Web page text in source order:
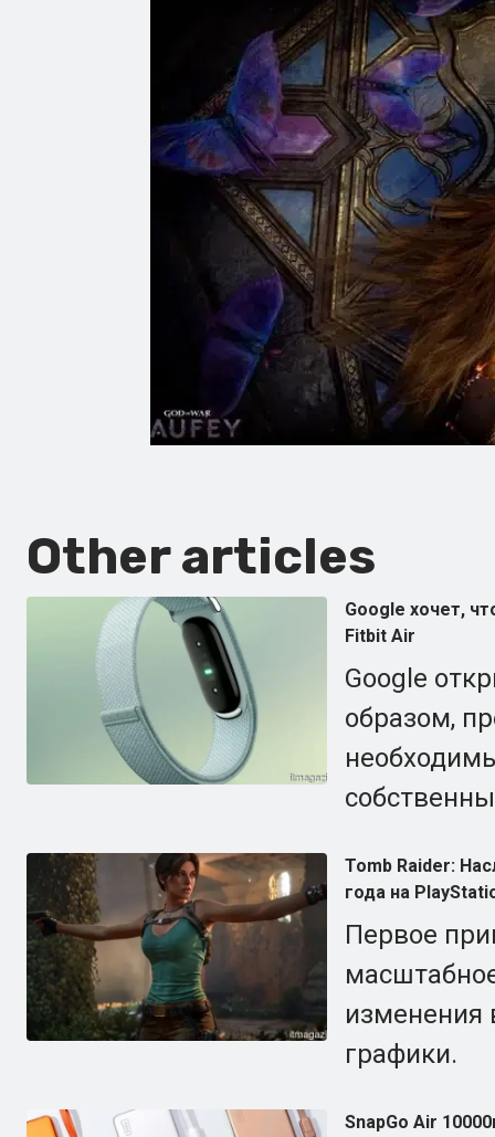
Other articles
Google хочет,
Fitbit Air
Google
образом,
Tomb Raider:
года на
Первое
изменения
графики.
SnapGo Air